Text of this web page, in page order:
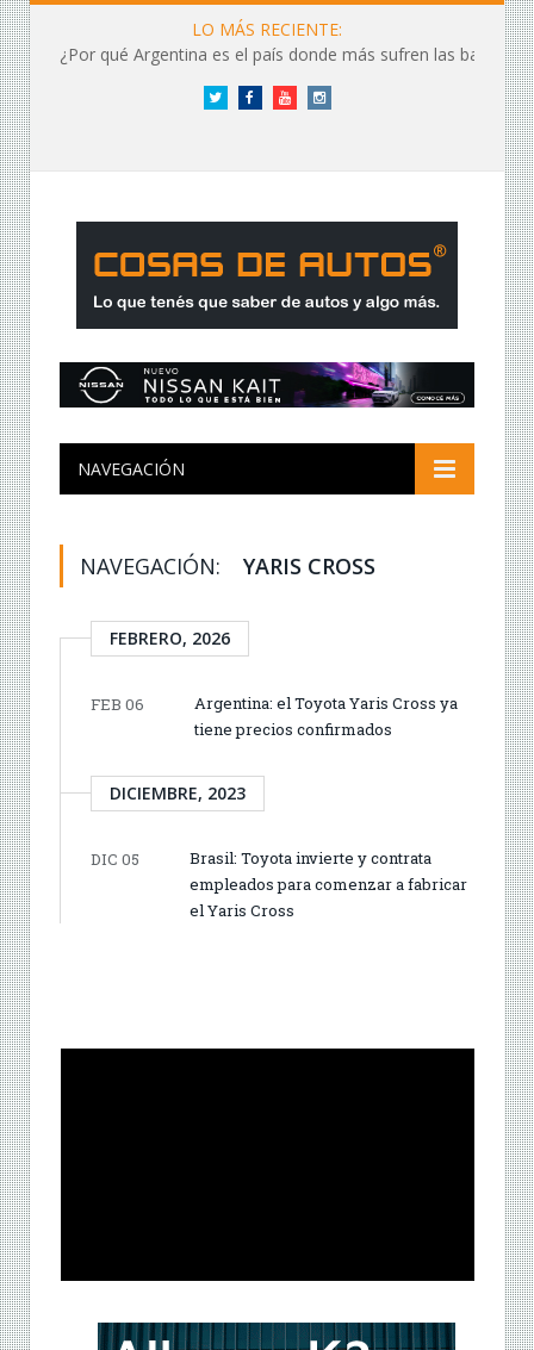
LO MÁS RECIENTE:
¿Por qué Argentina es el país donde más sufren las baterías?
Twitter FacebookYouTubeInstagram
NAVEGACIÓN
NAVEGACIÓN: YARIS CROSS
FEBRERO, 2026
FEB 06
Argentina: el Toyota Yaris Cross ya
tiene precios confirmados
DICIEMBRE, 2023
DIC 05
Brasil: Toyota invierte y contrata
empleados para comenzar a fabricar
el Yaris Cross